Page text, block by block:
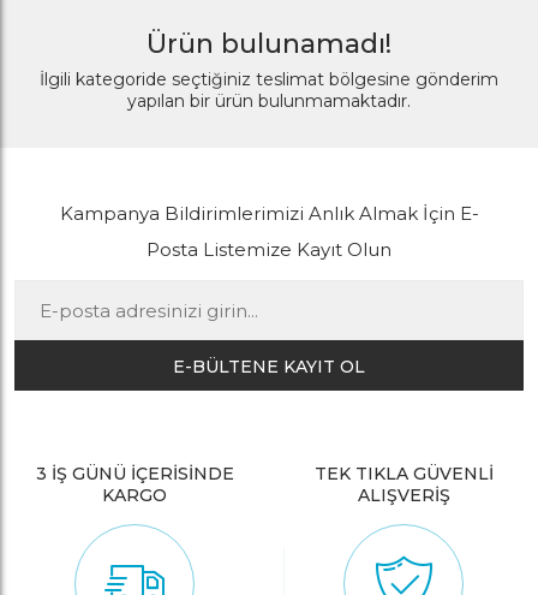
Ürün bulunamadı!
İlgili kategoride seçtiğiniz teslimat bölgesine gönderim
yapılan bir ürün bulunmamaktadır.
Kampanya Bildirimlerimizi Anlık Almak İçin E-
Posta Listemize Kayıt Olun
E-BÜLTENE KAYIT OL
3 İŞ GÜNÜ İÇERİSİNDE
KARGO
TEK TIKLA GÜVENLİ
ALIŞVERİŞ